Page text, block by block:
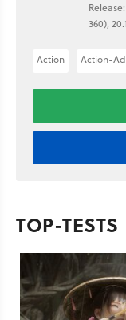
360),
Action Action-
TOP-TESTS